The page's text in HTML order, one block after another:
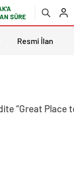
SÜRE
Resmi İlan
“Great Place